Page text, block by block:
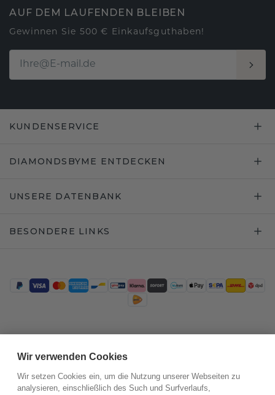
AUF DEM LAUFENDEN BLEIBEN
Gewinnen Sie 500 € Einkaufsguthaben!
KUNDENSERVICE
DIAMONDSBYME ENTDECKEN
UNSERE DATENBANK
BESONDERE LINKS
Wir verwenden Cookies
Wir setzen Cookies ein, um die Nutzung unserer Webseiten zu
analysieren, einschließlich des Such und Surfverlaufs,